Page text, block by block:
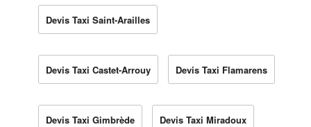
Devis Taxi Saint-Arailles
Devis Taxi Castet-Arrouy Devis Taxi Flamarens
Devis Taxi Gimbrède Devis Taxi Miradoux